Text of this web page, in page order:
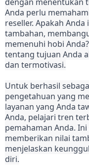
Anda perlu
reseller. Apakah
tambahan,
memenuhi hobi
tentang tujuan Anda
dan termotivasi.
Untuk berhasil
pengetahuan yang
layanan yang Anda
Anda, pelajari tren
pemahaman Anda.
memberikan nilai
menjelaskan
diri.